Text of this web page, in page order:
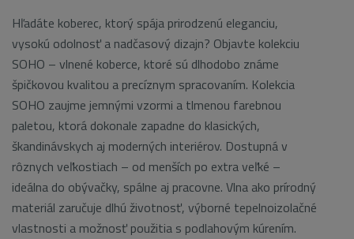
Hľadáte koberec, ktorý spája prirodzenú eleganciu,
vysokú odolnosť a nadčasový dizajn? Objavte kolekciu
SOHO – vlnené koberce, ktoré sú dlhodobo známe
špičkovou kvalitou a precíznym spracovaním. Kolekcia
SOHO zaujme jemnými vzormi a tlmenou farebnou
paletou, ktorá dokonale zapadne do klasických,
škandinávskych aj moderných interiérov. Dostupná v
rôznych veľkostiach – od menších po extra veľké –
ideálna do obývačky, spálne aj pracovne. Vlna ako prírodný
materiál zaručuje dlhú životnosť, výborné tepelnoizolačné
vlastnosti a možnosť použitia s podlahovým kúrením.